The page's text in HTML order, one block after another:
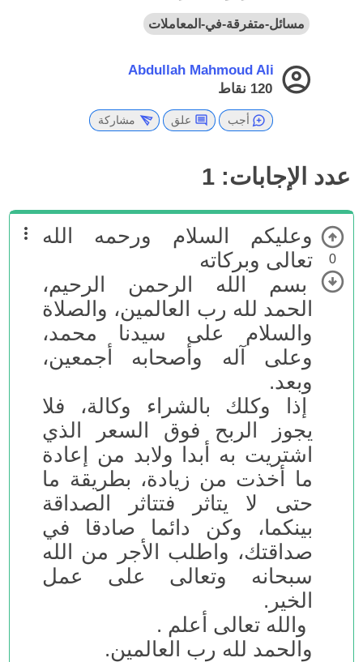
مسائل-متفرقة-في-المعاملات
Abdullah Mahmoud Ali
120 نقاط
أجب علق مشاركة
عدد الإجابات: 1
0
وعليكم السلام ورحمه الله
تعالى وبركاته
بسم الله الرحمن الرحيم،
الحمد لله رب العالمين، والصلاة
والسلام على سيدنا محمد،
وعلى آله وأصحابه أجمعين،
وبعد.
إذا وكلك بالشراء وكالة، فلا
يجوز الربح فوق السعر الذي
اشتريت به أبدا ولابد من إعادة
ما أخذت من زيادة، بطريقة ما
حتى لا يتاثر فتتاثر الصداقة
بينكما، وكن دائما صادقا في
صداقتك، واطلب الأجر من الله
سبحانه وتعالى على عمل
الخير.
والله تعالى أعلم .
والحمد لله رب العالمين.